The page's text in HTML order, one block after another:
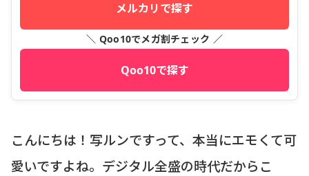
メルカリで探す
＼ Qoo10でメガ割チェック ／
Qoo10で探す
こんにちは！写ルンですって、本当にエモくて可
愛いですよね。デジタル全盛の時代だからこ